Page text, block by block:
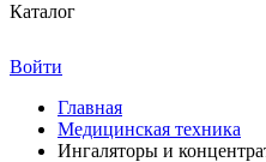
Каталог
Войти
Главная
Медицинская техника
Ингаляторы и